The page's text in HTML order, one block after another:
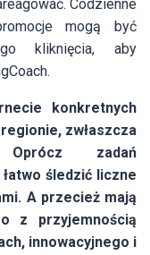
Codzienne
mogą być
kliknięcia, aby
konkretnych
zwłaszcza
zadań
śledzić liczne
A przecież mają
z przyjemnością
innowacyjnego i